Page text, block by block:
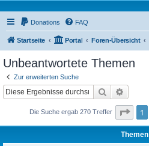
Donations FAQ
Startseite Portal Foren-Übersicht
Unbeantwortete Themen
Zur erweiterten Suche
Suche
Die Suche ergab 270 Treffer Seite
1
Themen